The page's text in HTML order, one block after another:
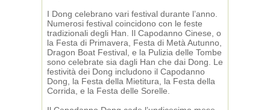
I Dong celebrano vari festival durante l’anno.
Numerosi festival coincidono con le feste
tradizionali degli Han. Il Capodanno Cinese, o
la Festa di Primavera, Festa di Metà Autunno,
Dragon Boat Festival, e la Pulizia delle Tombe
sono celebrate sia dagli Han che dai Dong. Le
festività dei Dong includono il Capodanno
Dong, la Festa della Mietitura, la Festa della
Corrida, e la Festa delle Sorelle.